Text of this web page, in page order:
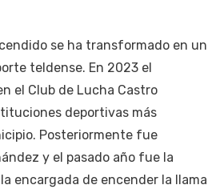
se ha transformado en un
teldense. En 2023 el
el Club de Lucha Castro
deportivas más
Posteriormente fue
y el pasado año fue la
encargada de encender la llama